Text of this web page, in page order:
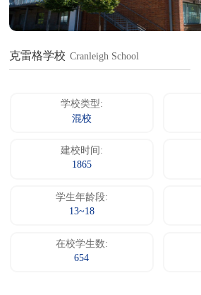
克雷格学校 Cranleigh School
学校类型:
混校
建校时间:
1865
学生年龄段:
13~18
在校学生数:
654